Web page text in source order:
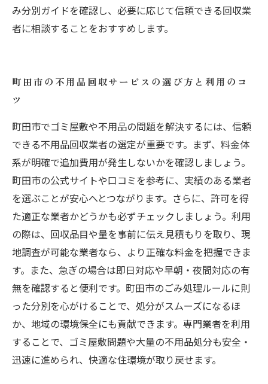
み分別ガイドを確認し、必要に応じて信頼できる回収業
者に相談することをおすすめします。
町田市の不用品回収サービスの選び方と利用のコ
ツ
町田市でゴミ屋敷や不用品の問題を解決するには、信頼
できる不用品回収業者の選定が重要です。まず、料金体
系が明確で追加費用が発生しないかを確認しましょう。
町田市の公式サイトや口コミを参考に、実績のある業者
を選ぶことが安心へとつながります。さらに、許可を得
た適正な業者かどうかも必ずチェックしましょう。利用
の際は、回収品目や量を事前に伝え見積もりを取り、現
地調査が可能な業者なら、より正確な料金を把握できま
す。また、急ぎの場合は即日対応や早朝・夜間対応の有
無を確認すると便利です。町田市のごみ処理ルールに則
った分別を心がけることで、処分がスムーズになるほ
か、地域の環境保全にも貢献できます。専門業者を利用
することで、ゴミ屋敷問題や大量の不用品処分も安全・
迅速に進められ、快適な住環境が取り戻せます。